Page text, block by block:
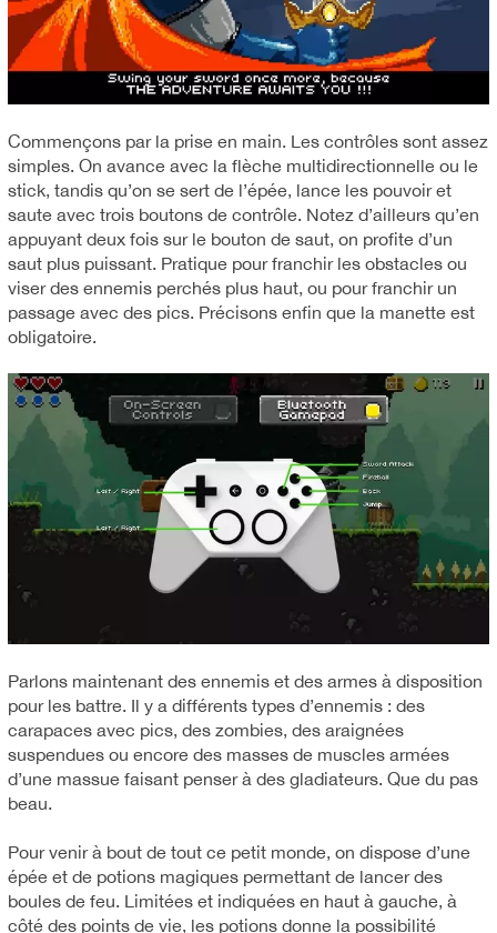
Commençons par la prise en main. Les contrôles sont assez
simples. On avance avec la flèche multidirectionnelle ou le
stick, tandis qu’on se sert de l’épée, lance les pouvoir et
saute avec trois boutons de contrôle. Notez d’ailleurs qu’en
appuyant deux fois sur le bouton de saut, on profite d’un
saut plus puissant. Pratique pour franchir les obstacles ou
viser des ennemis perchés plus haut, ou pour franchir un
passage avec des pics. Précisons enfin que la manette est
obligatoire.
Parlons maintenant des ennemis et des armes à disposition
pour les battre. Il y a différents types d’ennemis : des
carapaces avec pics, des zombies, des araignées
suspendues ou encore des masses de muscles armées
d’une massue faisant penser à des gladiateurs. Que du pas
beau.
Pour venir à bout de tout ce petit monde, on dispose d’une
épée et de potions magiques permettant de lancer des
boules de feu. Limitées et indiquées en haut à gauche, à
côté des points de vie, les potions donne la possibilité